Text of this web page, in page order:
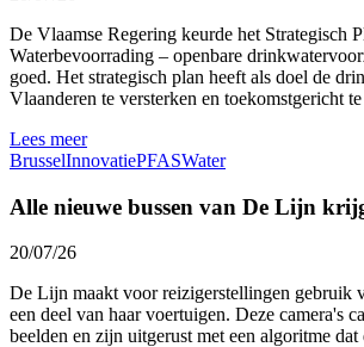
De Vlaamse Regering keurde het Strategisch
Waterbevoorrading – openbare
goed. Het strategisch plan heeft als doel de
Vlaanderen te versterken en toekomstgericht
Lees meer
BrusselInnovatiePFASWater
Alle nieuwe bussen van De Lijn
20/07/26
De Lijn maakt voor reizigerstellingen gebruik
een deel van haar voertuigen. Deze camera's
beelden en zijn uitgerust met een algoritme